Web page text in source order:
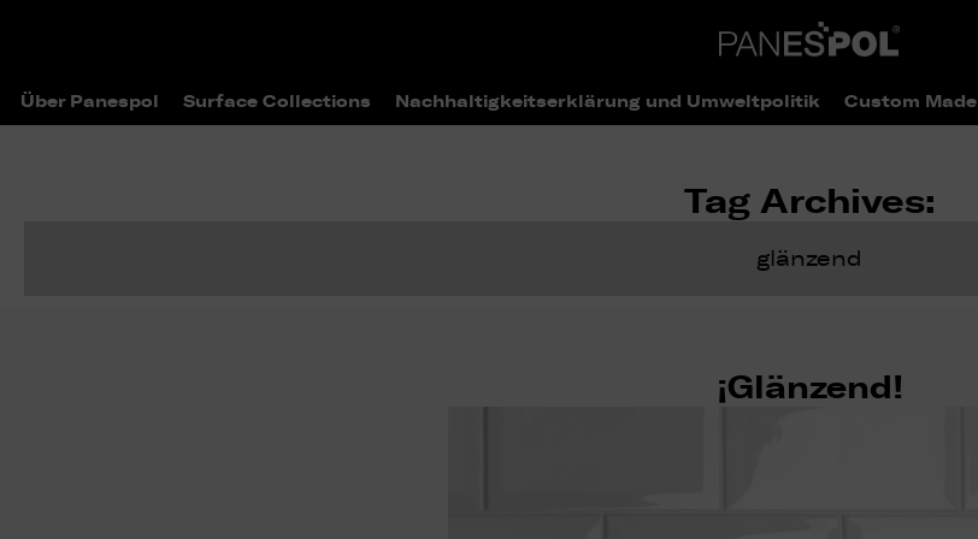
Über Panespol Surface Collections Nachhaltigkeitserklärung und Umweltpolitik Custom Made
Tag Archives:
glänzend
¡Glänzend!